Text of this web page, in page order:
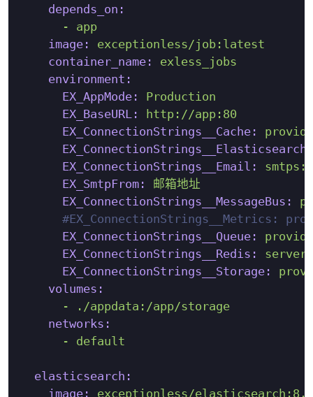
depends_on:
-
app
image:
exceptionless/job:latest
container_name:
exless_jobs
environment:
EX_AppMode:
Production
EX_BaseURL:
http://app:80
EX_ConnectionStrings__Cache:
EX_ConnectionStrings__Elasticsearch:
EX_ConnectionStrings__Email:
EX_SmtpFrom:
邮箱地址
EX_ConnectionStrings__MessageBus:
#EX_ConnectionStrings__Metrics:
EX_ConnectionStrings__Queue:
EX_ConnectionStrings__Redis:
EX_ConnectionStrings__Storage:
volumes:
-
./appdata:/app/storage
networks:
-
default
elasticsearch:
image:
exceptionless/